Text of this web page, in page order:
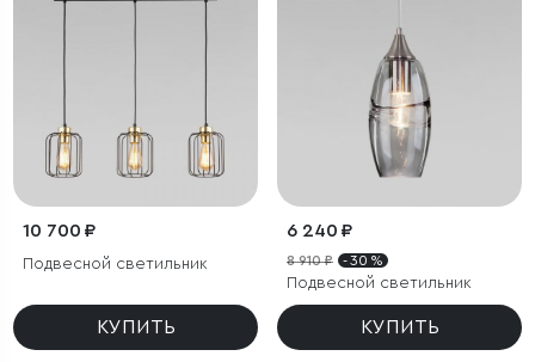
10 700 ₽
Подвесной светильник
КУПИТЬ
6 240 ₽
8 910 ₽ - 30 %
Подвесной светильник
КУПИТЬ